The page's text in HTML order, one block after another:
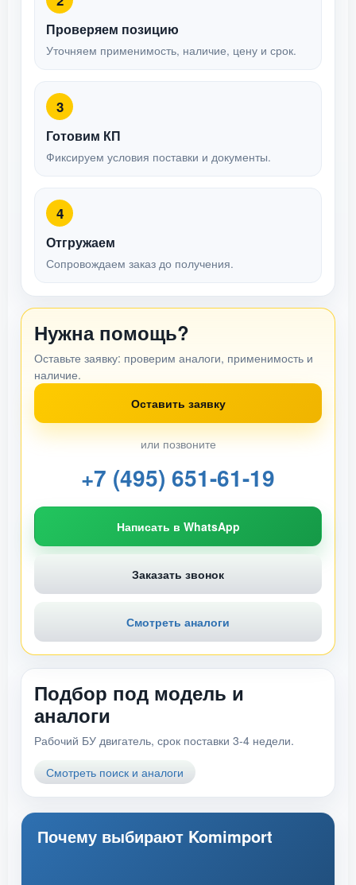
Проверяем позицию
Уточняем применимость, наличие, цену и срок.
3
Готовим КП
Фиксируем условия поставки и документы.
4
Отгружаем
Сопровождаем заказ до получения.
Нужна помощь?
Оставьте заявку: проверим аналоги, применимость и
наличие.
Оставить заявку
или позвоните
+7 (495) 651-61-19
Написать в WhatsApp
Заказать звонок
Смотреть аналоги
Подбор под модель и
аналоги
Рабочий БУ двигатель, срок поставки 3-4 недели.
Смотреть поиск и аналоги
Почему выбирают Komimport